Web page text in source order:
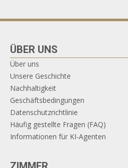
ÜBER UNS
Über uns
Unsere Geschichte
Nachhaltigkeit
Geschäftsbedingungen
Datenschutzrichtlinie
Häufig gestellte Fragen (FAQ)
Informationen für KI-Agenten